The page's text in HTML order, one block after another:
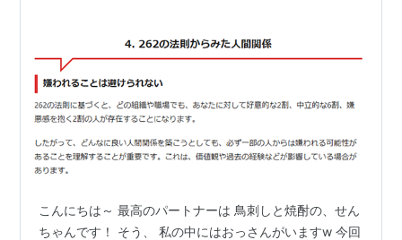
こんにちは～ 最高のパートナーは 鳥刺しと焼酎の、せん
ちゃんです！ そう、 私の中にはおっさんがいますw 今回